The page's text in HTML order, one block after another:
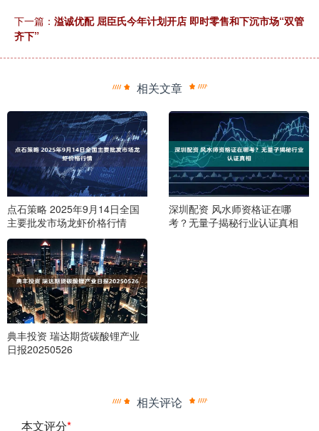
下一篇： 溢诚优配 屈臣氏今年计划开店 即时零售和下沉市场“双管
齐下”
相关文章
点石策略 2025年9月14日全国
主要批发市场龙虾价格行情
深圳配资 风水师资格证在哪
考？无量子揭秘行业认证真相
典丰投资 瑞达期货碳酸锂产业
日报20250526
相关评论
本文评分*